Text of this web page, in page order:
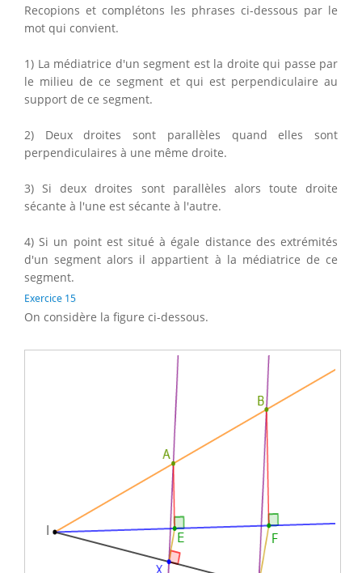
Recopions et complétons les phrases ci-dessous par le
mot qui convient.
1) La médiatrice d'un segment est la droite qui passe par
le milieu de ce segment et qui est perpendiculaire au
support de ce segment.
2) Deux droites sont parallèles quand elles sont
perpendiculaires à une même droite.
3) Si deux droites sont parallèles alors toute droite
sécante à l'une est sécante à l'autre.
4) Si un point est situé à égale distance des extrémités
d'un segment alors il appartient à la médiatrice de ce
segment.
Exercice 15
On considère la figure ci-dessous.